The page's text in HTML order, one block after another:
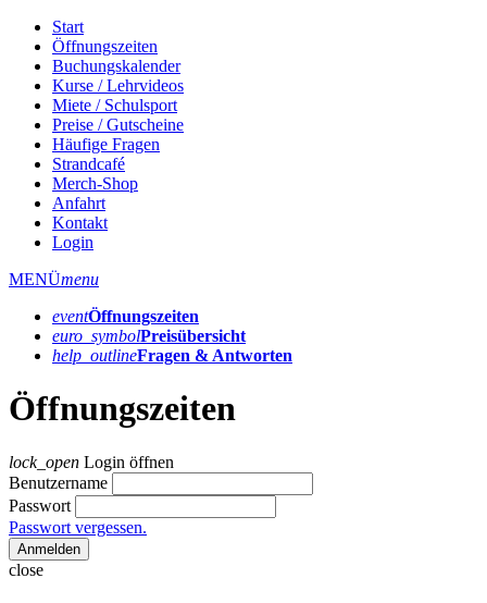
Start
Öffnungszeiten
Buchungskalender
Kurse / Lehrvideos
Miete / Schulsport
Preise / Gutscheine
Häufige Fragen
Strandcafé
Merch-Shop
Anfahrt
Kontakt
Login
MENÜmenu
eventÖffnungs­zeiten
euro_symbolPreis­übersicht
help_outlineFragen & Antworten
Öffnungszeiten
lock_open Login öffnen
Benutzername
Passwort
Passwort vergessen.
Anmelden
close